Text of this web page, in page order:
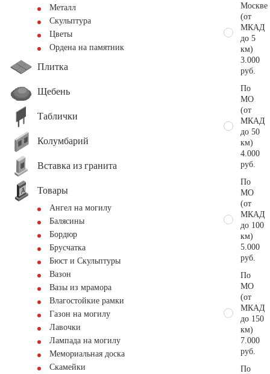
Металл
Скульптура
Цветы
Ордена на памятник
Плитка
Щебень
Таблички
Колумбарий
Вставка из гранита
Товары
Ангел на могилу
Балясины
Бордюр
Брусчатка
Бюст и Скульптуры
Вазон
Вазы из мрамора
Влагостойкие рамки
Газон на могилу
Лавочки
Лампада на могилу
Мемориальная доска
Скамейки
Москве
(от
МКАД
до 5
км)
3.000
руб.
По
МО
(от
МКАД
до 50
км)
4.000
руб.
По
МО
(от
МКАД
до 100
км)
5.000
руб.
По
МО
(от
МКАД
до 150
км)
7.000
руб.
По